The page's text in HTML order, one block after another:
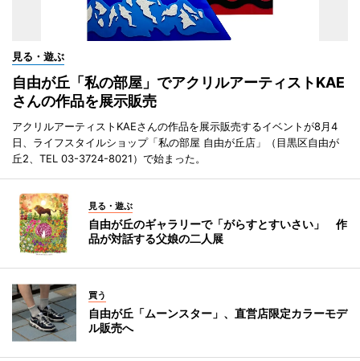
見る・遊ぶ
自由が丘「私の部屋」でアクリルアーティストKAE
さんの作品を展示販売
アクリルアーティストKAEさんの作品を展示販売するイベントが8月4
日、ライフスタイルショップ「私の部屋 自由が丘店」（目黒区自由が
丘2、TEL 03-3724-8021）で始まった。
見る・遊ぶ
自由が丘のギャラリーで「がらすとすいさい」 作
品が対話する父娘の二人展
買う
自由が丘「ムーンスター」、直営店限定カラーモデ
ル販売へ